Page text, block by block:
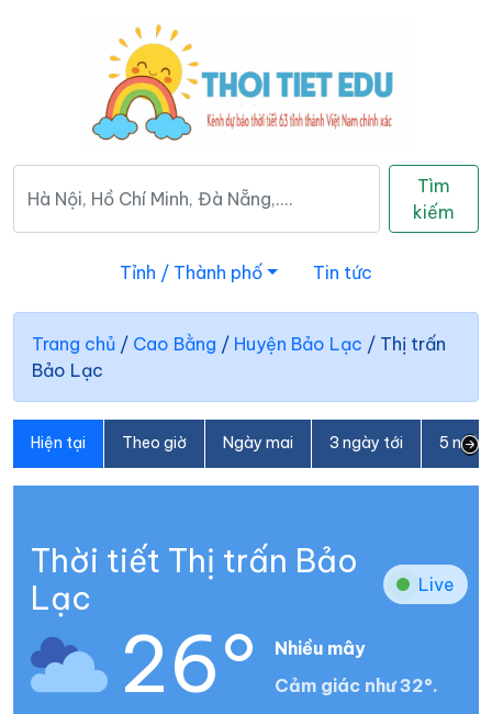
Tìm
kiếm
Tỉnh / Thành phố Tin tức
Trang chủ / Cao Bằng / Huyện Bảo Lạc / Thị trấn
Bảo Lạc
Hiện tại Theo giờ Ngày mai 3 ngày tới 5
Thời tiết Thị trấn Bảo
Lạc
Live
26°
Nhiều mây
Cảm giác như 32°.